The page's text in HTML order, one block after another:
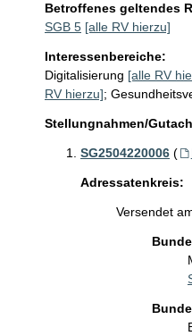
Betroffenes geltendes
SGB 5 [alle RV hierzu]
Interessenbereiche:
Digitalisierung [alle RV
RV hierzu];
Stellungnahmen/
SG2504220006 (
Adressatenkreis:
Versendet